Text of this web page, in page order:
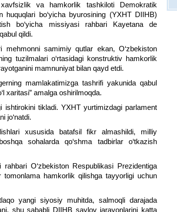
va hamkorlik tashkiloti Demokratik
huquqlari bo‘yicha byurosining (YXHT DIIHB)
bo‘yicha missiyasi rahbari Kayetana de
qildi.
mehmonni samimiy qutlar ekan, O‘zbekiston
tuzilmalari o‘rtasidagi konstruktiv hamkorlik
mamnuniyat bilan qayd etdi.
mamlakatimizga tashrifi yakunida qabul
xaritasi” amalga oshirilmoqda.
ishtirokini tikladi. YXHT yurtimizdagi parlament
jo‘natdi.
xususida batafsil fikr almashildi, milliy
sohalarda qo‘shma tadbirlar o‘tkazish
O‘zbekiston Respublikasi Prezidentiga
hamkorlik qilishga tayyorligi uchun
yangi siyosiy muhitda, salmoqli darajada
shu sababli DIIHB saylov jarayonlarini katta